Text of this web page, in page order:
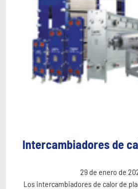
Intercambiadores de
29 de enero de
Los intercambiadores de calor de